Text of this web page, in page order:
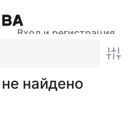
Вход и регистрация
найдено